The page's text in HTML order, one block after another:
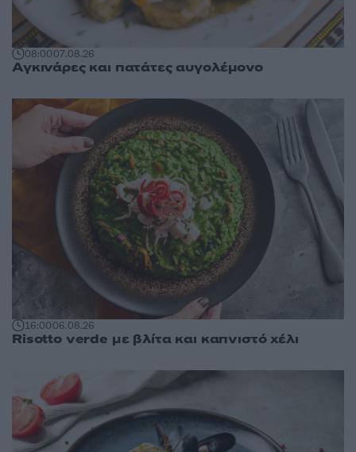
08:0007.08.26
Αγκινάρες και πατάτες αυγολέμονο
16:0006.08.26
Risotto verde με βλίτα και καπνιστό χέλι